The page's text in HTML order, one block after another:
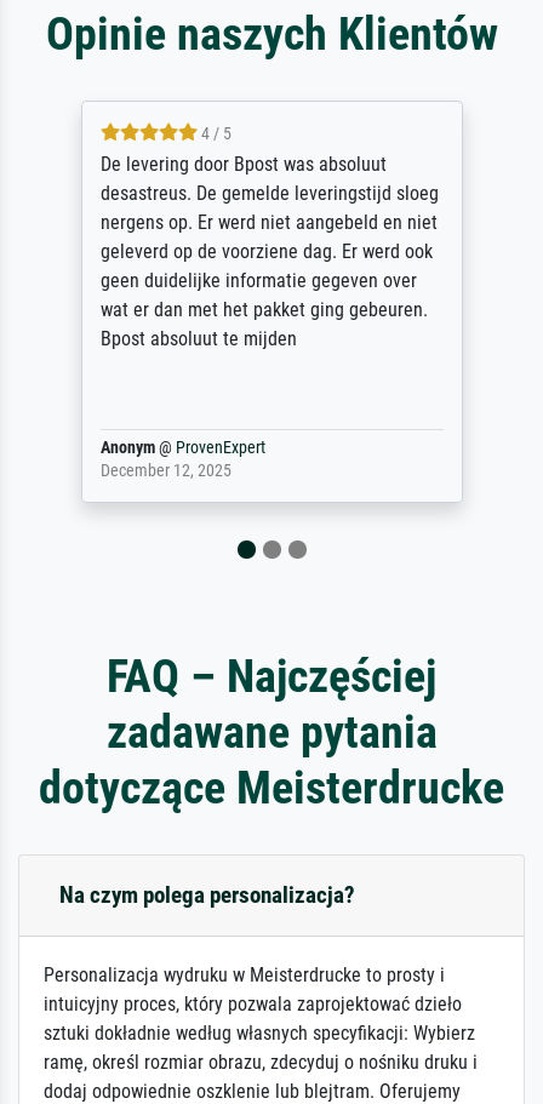
Opinie naszych Klientów
sloeg
en niet
dag. Er werd ook
gegeven over
ging gebeuren.
Sehr gute Qualität des
des Rahmens! Unser Bild
sorgfältig und sicher
unbeschadet bei uns
unser letzter Meisterdruck
Dank!
FAQ – Najczęściej
zadawane pytania
dotyczące Meisterdrucke
Na czym polega personalizacja?
Personalizacja wydruku w Meisterdrucke to prosty i
intuicyjny proces, który pozwala zaprojektować dzieło
sztuki dokładnie według własnych specyfikacji: Wybierz
ramę, określ rozmiar obrazu, zdecyduj o nośniku druku i
dodaj odpowiednie oszklenie lub blejtram. Oferujemy